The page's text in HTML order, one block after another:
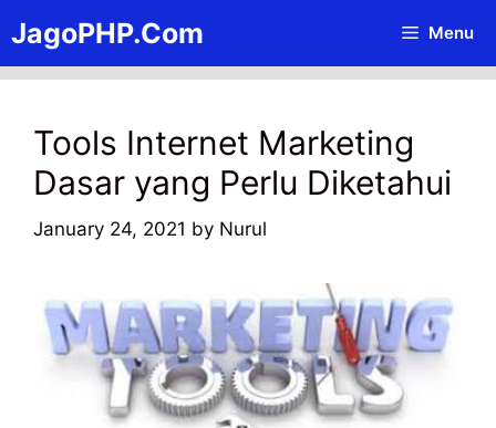
to
content
JagoPHP.Com Menu
Tools Internet Marketing
Dasar yang Perlu Diketahui
January 24, 2021 by Nurul